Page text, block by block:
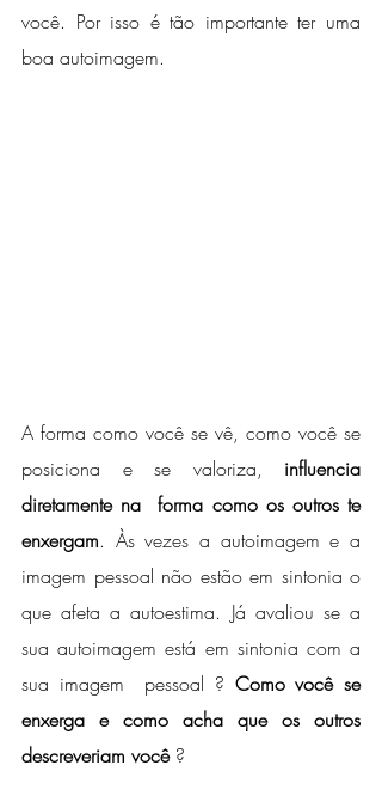
você. Por isso é tão importante ter uma
boa autoimagem.
A forma como você se vê, como você se
posiciona e se valoriza, influencia
diretamente na  forma como os outros te
enxergam. Às vezes a autoimagem e a
imagem pessoal não estão em sintonia o
que afeta a autoestima. Já avaliou se a
sua autoimagem está em sintonia com a
sua imagem  pessoal ? Como você se
enxerga e como acha que os outros
descreveriam você ?